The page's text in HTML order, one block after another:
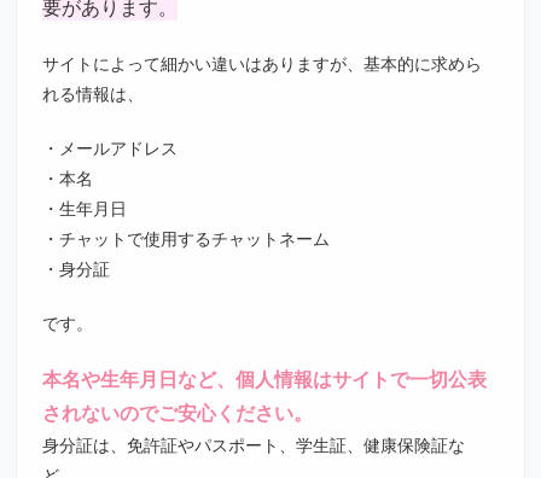
要があります。
サイトによって細かい違いはありますが、基本的に求めら
れる情報は、
・メールアドレス
・本名
・生年月日
・チャットで使用するチャットネーム
・身分証
です。
本名や生年月日など、個人情報はサイトで一切公表
されないのでご安心ください。
身分証は、免許証やパスポート、学生証、健康保険証な